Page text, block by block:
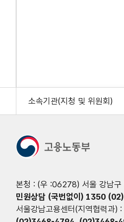
소속기관(지청 및 위원회)
본청 : (우 :06278) 서울 강남
민원상담 (국번없이) 1350
서울강남고용센터(지역협력